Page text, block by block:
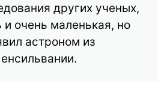
других ученых,
очень маленькая, но
астроном из